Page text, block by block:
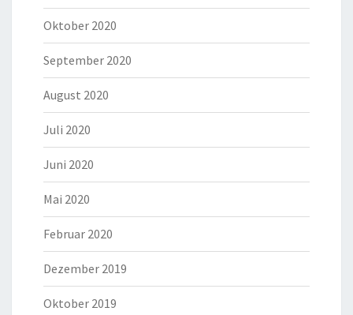
Oktober 2020
September 2020
August 2020
Juli 2020
Juni 2020
Mai 2020
Februar 2020
Dezember 2019
Oktober 2019